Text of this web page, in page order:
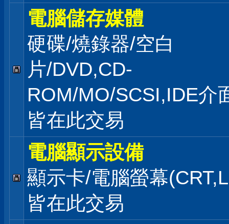
電腦儲存媒體
硬碟/燒錄器/空白
片/DVD,CD-
ROM/MO/SCSI,IDE介
皆在此交易
電腦顯示設備
顯示卡/電腦螢幕
皆在此交易